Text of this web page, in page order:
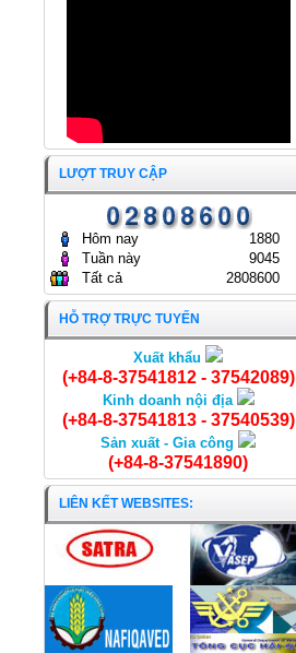
Thịt càng Ghẹ
GÒN.
25/04/2025
ĐẠI HỘI ĐỒNG CỔ ĐÔNG
THƯỜNG NIÊN NĂM 2024
CÔNG TY CỔ PHẦN KINH
DOANH THỦY HẢI SẢN SÀI
GÒN
24/04/2024
LƯỢT TRUY CẬP
Hôm nay
1880
Tuần này
9045
Tất cả
2808600
HỖ TRỢ TRỰC TUYẾN
Xuất khẩu
(+84-8-37541812 - 37542089)
Kinh doanh nội địa
(+84-8-37541813 - 37540539)
Sản xuất - Gia công
(+84-8-37541890)
LIÊN KẾT WEBSITES: